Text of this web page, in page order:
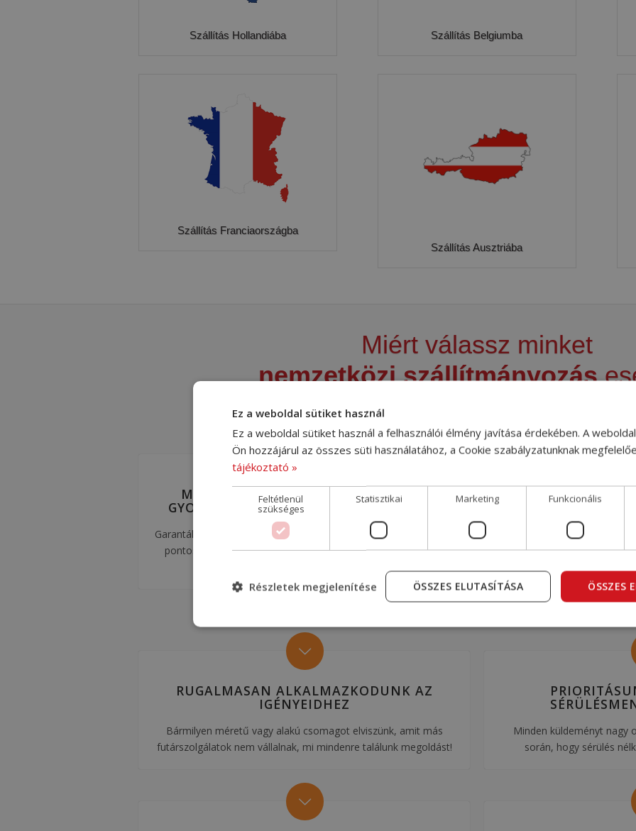
Szállítás Hollandiába Szállítás Belgiumba
Szállítás Franciaországba
Szállítás Ausztriába
Miért válassz minket
nemzetközi szállítmányozás
MEGBÍZHATÓAN ÉS
GYORSAN DOLGOZUNK
Garantáljuk, hogy csomagjaid időben és
pontosan érnek célba, függetlenül a
SOK ÉVES
TAPASZTALATTAL
RENDELKEZÜNK
Szaktudásunk és tapasztalatunk
professzionálisan és hatékonyan
RUGALMASAN ALKALMAZKODUNK AZ
IGÉNYEIDHEZ
Bármilyen méretű vagy alakú csomagot elviszünk, amit más
futárszolgálatok nem vállalnak, mi mindenre találunk megoldást!
Minden küldeményt nagy
során, hogy sérülés
Ez a weboldal sütiket használ
Ez a weboldal sütiket használ a felhasználói élmény javítása érdekében. A
Ön hozzájárul az összes süti használatához, a Cookie szabályzatunknak
tájékoztató »
Feltétlenül
szükséges
Statisztikai Marketing Funkcionális
ÖSSZES
ÖSSZES ELUTASÍTÁSA
Részletek megjelenítése